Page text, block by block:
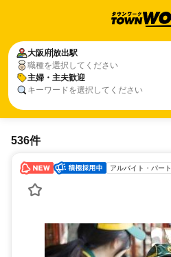
大阪府放出駅
職種を選択してください
主婦・主夫歓迎
キーワードを選択してください
536件
アルバイト・パート